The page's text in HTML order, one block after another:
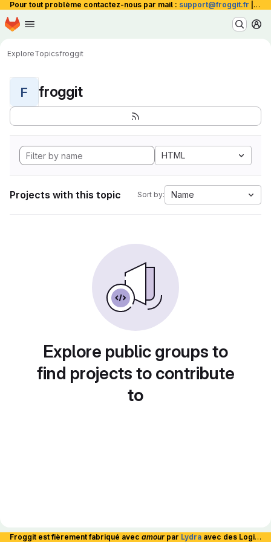
Pour tout problème contactez-nous par mail : support@froggit.fr La
Skip to main content
Homepage
ExploreTopicsfroggit
F froggit
HTML
Projects with this topic Sort by: Name
Explore public groups to
find projects to contribute
to
Froggit est fièrement fabriqué avec amour par Lydra avec des Logiciels Libres et hébergé en